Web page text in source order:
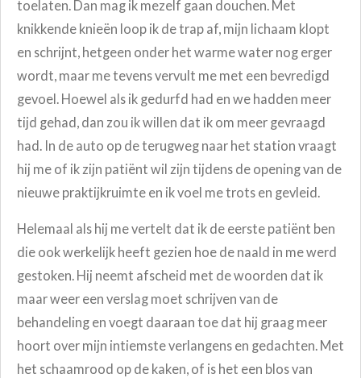
toelaten. Dan mag ik mezelf gaan douchen. Met
knikkende knieën loop ik de trap af, mijn lichaam klopt
en schrijnt, hetgeen onder het warme water nog erger
wordt, maar me tevens vervult me met een bevredigd
gevoel. Hoewel als ik gedurfd had en we hadden meer
tijd gehad, dan zou ik willen dat ik om meer gevraagd
had. In de auto op de terugweg naar het station vraagt
hij me of ik zijn patiënt wil zijn tijdens de opening van de
nieuwe praktijkruimte en ik voel me trots en gevleid.
Helemaal als hij me vertelt dat ik de eerste patiënt ben
die ook werkelijk heeft gezien hoe de naald in me werd
gestoken. Hij neemt afscheid met de woorden dat ik
maar weer een verslag moet schrijven van de
behandeling en voegt daaraan toe dat hij graag meer
hoort over mijn intiemste verlangens en gedachten. Met
het schaamrood op de kaken, of is het een blos van